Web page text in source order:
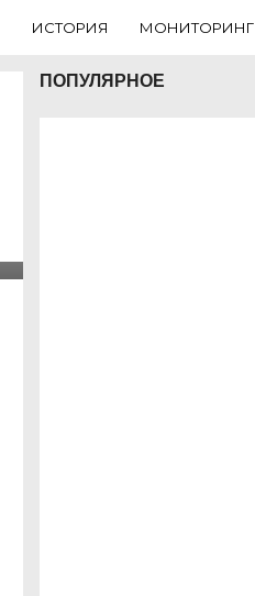
ИСТОРИЯ МОНИТОРИНГ
ПОПУЛЯРНОЕ